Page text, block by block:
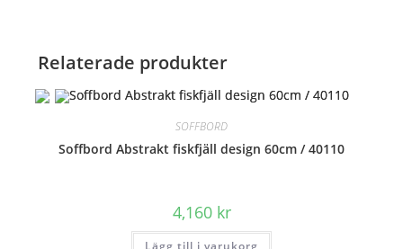
Relaterade produkter
SOFFBORD
Soffbord Abstrakt fiskfjäll design 60cm / 40110
4,160 kr
Lägg till i varukorg